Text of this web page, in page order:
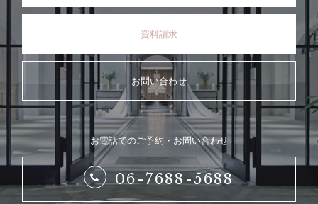
資料請求
お問い合わせ
お電話でのご予約・お問い合わせ
06-7688-5688